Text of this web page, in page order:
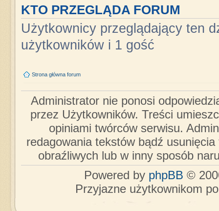
KTO PRZEGLĄDA FORUM
Użytkownicy przeglądający ten
użytkowników i 1 gość
Strona główna forum
Administrator nie ponosi
przez Użytkowników. Treści
opiniami twórców serwisu.
redagowania tekstów bądź
obraźliwych lub w inny sposób
Powered by phpBB ©
Przyjazne użytkownikom